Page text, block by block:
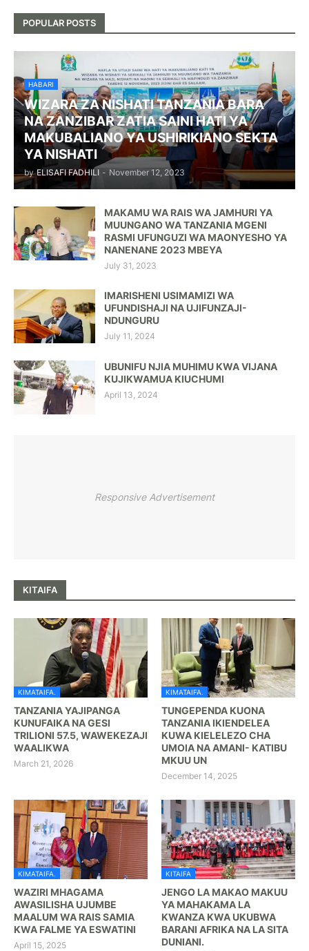
POPULAR POSTS
HABARI
WIZARA ZA NISHATI TANZANIA BARA
NA ZANZIBAR ZATIA SAINI HATI YA
MAKUBALIANO YA USHIRIKIANO SEKTA
YA NISHATI
by ELISAFI FADHILI - November 12, 2023
MAKAMU WA RAIS WA JAMHURI YA
MUUNGANO WA TANZANIA MGENI
RASMI UFUNGUZI WA MAONYESHO YA
NANENANE 2023 MBEYA
July 31, 2023
IMARISHENI USIMAMIZI WA
UFUNDISHAJI NA UJIFUNZAJI-
NDUNGURU
July 11, 2024
UBUNIFU NJIA MUHIMU KWA VIJANA
KUJIKWAMUA KIUCHUMI
April 13, 2024
Responsive Advertisement
KITAIFA
KIMATAIFA.
TANZANIA YAJIPANGA
KUNUFAIKA NA GESI
TRILIONI 57.5, WAWEKEZAJI
WAALIKWA
March 21, 2026
KIMATAIFA.
TUNGEPENDA KUONA
TANZANIA IKIENDELEA
KUWA KIELELEZO CHA
UMOIA NA AMANI- KATIBU
MKUU UN
December 14, 2025
KIMATAIFA.
WAZIRI MHAGAMA
AWASILISHA UJUMBE
MAALUM WA RAIS SAMIA
KWA FALME YA ESWATINI
April 15, 2025
KITAIFA
JENGO LA MAKAO MAKUU
YA MAHAKAMA LA
KWANZA KWA UKUBWA
BARANI AFRIKA NA LA SITA
DUNIANI.